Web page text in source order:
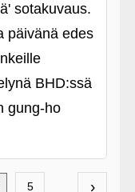
sotakuvaus.
päivänä edes
BHD:ssä
gung-ho
›
5